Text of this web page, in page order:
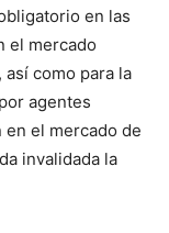
en las
el mercado
como para la
agentes
el mercado de
invalidada la